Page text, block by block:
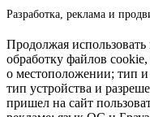
Разработка, реклама и
Продолжая использовать
обработку файлов
о местоположении; тип
тип устройства и
пришел на сайт